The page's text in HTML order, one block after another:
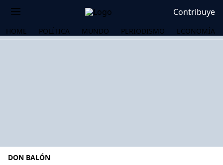
Contribuye
HOME POLÍTICA MUNDO PERIODISMO ECONOMÍA
DON BALÓN